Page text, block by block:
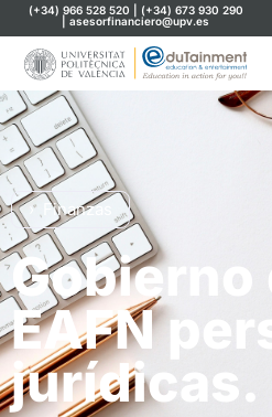
(+34) 966 528 520 | (+34) 673 930 290
| asesorfinanciero@upv.es
Finanzas
Gobierno
EAFN
jurídicas.